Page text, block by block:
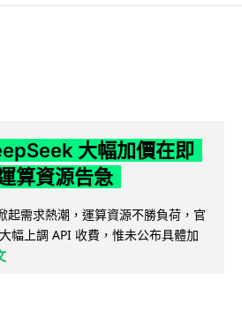
大幅加價在即
算資源告急
起需求熱潮，運算資源不勝負荷，官
幅上調 API 收費，惟未公布具體加